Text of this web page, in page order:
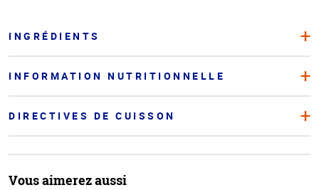
INGRÉDIENTS
INFORMATION NUTRITIONNELLE
DIRECTIVES DE CUISSON
Vous aimerez aussi